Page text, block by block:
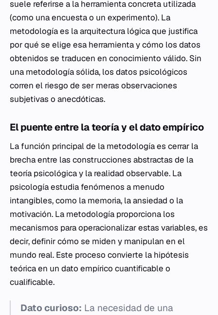
suele referirse a la herramienta concreta utilizada
(como una encuesta o un experimento). La
metodología es la arquitectura lógica que justifica
por qué se elige esa herramienta y cómo los datos
obtenidos se traducen en conocimiento válido. Sin
una metodología sólida, los datos psicológicos
corren el riesgo de ser meras observaciones
subjetivas o anecdóticas.
El puente entre la teoría y el dato empírico
La función principal de la metodología es cerrar la
brecha entre las construcciones abstractas de la
teoría psicológica y la realidad observable. La
psicología estudia fenómenos a menudo
intangibles, como la memoria, la ansiedad o la
motivación. La metodología proporciona los
mecanismos para operacionalizar estas variables, es
decir, definir cómo se miden y manipulan en el
mundo real. Este proceso convierte la hipótesis
teórica en un dato empírico cuantificable o
cualificable.
Dato curioso: La necesidad de una